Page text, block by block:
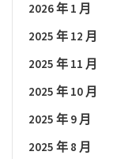
2026 年 1 月
2025 年 12 月
2025 年 11 月
2025 年 10 月
2025 年 9 月
2025 年 8 月